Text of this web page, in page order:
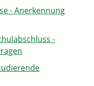
- Anerkennung
-